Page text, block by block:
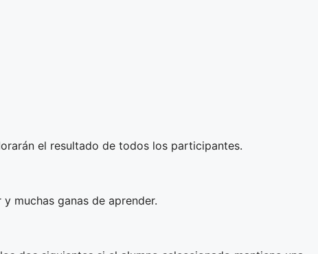
el resultado de todos los participantes.
muchas ganas de aprender.